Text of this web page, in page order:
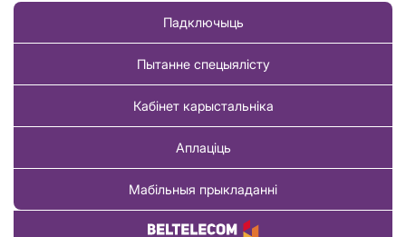
Падключыць
Пытанне спецыялісту
Кабінет карыстальніка
Аплаціць
Мабільныя прыкладанні
Купіць тавар